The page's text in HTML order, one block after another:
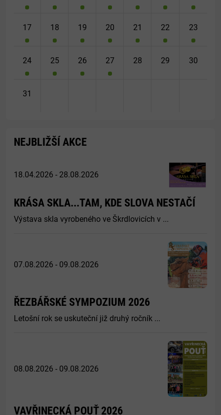
17 18 19 20 21 22 23
24 25 26 27 28 29 30
31
NEJBLIŽŠÍ AKCE
18.04.2026 - 28.08.2026
KRÁSA SKLA...TAM, KDE SLOVA NESTAČÍ
Výstava skla vyrobeného ve Škrdlovicích v ...
07.08.2026 - 09.08.2026
ŘEZBÁŘSKÉ SYMPOZIUM 2026
Letošní rok se uskuteční již druhý ročník ...
08.08.2026 - 09.08.2026
VAVŘINECKÁ POUŤ 2026